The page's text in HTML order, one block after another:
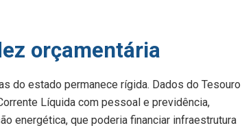
orçamentária
do estado permanece rígida. Dados do Tesouro
Líquida com pessoal e previdência,
energética, que poderia financiar infraestrutura